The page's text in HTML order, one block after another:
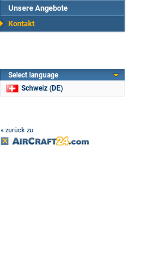
Unsere Angebote
Kontakt
Select language
Schweiz (DE)
« zurück zu